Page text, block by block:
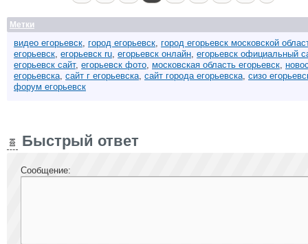
Метки
видео егорьевск, город егорьевск, город егорьевск московской
егорьевск, егорьевск ru, егорьевск онлайн, егорьевск официальный
егорьевск сайт, егорьевск фото, московская область егорьевск,
егорьевска, сайт г егорьевска, сайт города егорьевска, сизо
форум егорьевск
Быстрый ответ
Сообщение: